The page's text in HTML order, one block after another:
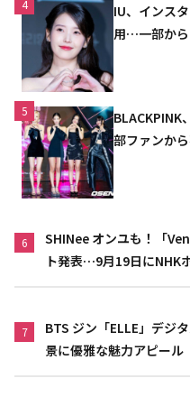
4
IU、インス
用…一部か
5
BLACKPINK
部ファンか
6
SHINee オンユも！「
ト発表…9月19日にNHK
7
BTS ジン「ELLE」デジ
景に優雅な魅力アピール